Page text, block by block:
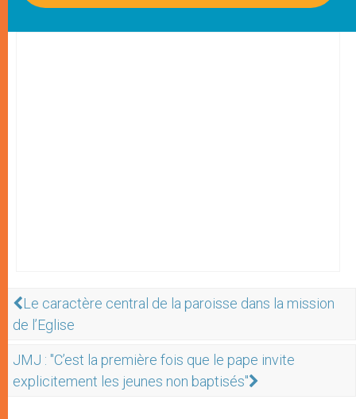
Le caractère central de la paroisse dans la mission
de l’Eglise
JMJ : "C’est la première fois que le pape invite
explicitement les jeunes non baptisés"